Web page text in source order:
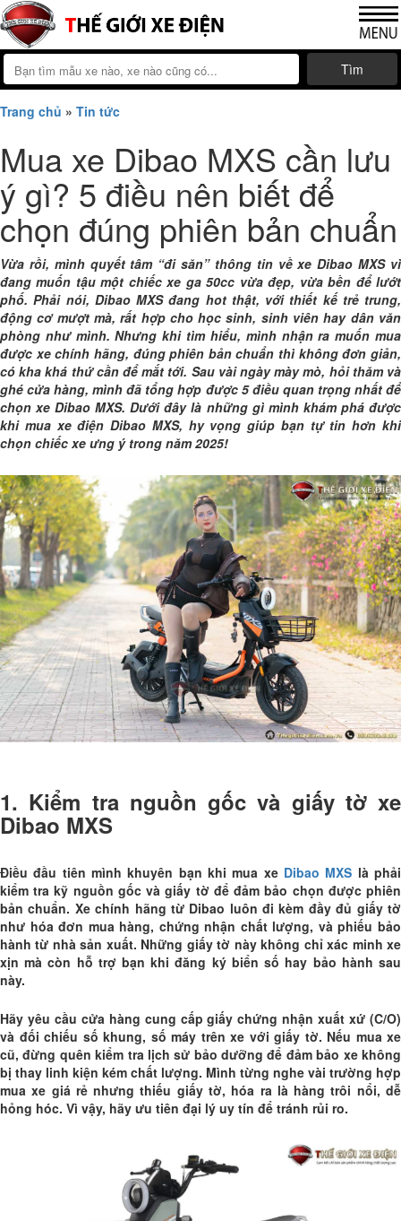
Tìm
Trang chủ » Tin tức
Mua xe Dibao MXS cần lưu
ý gì? 5 điều nên biết để
chọn đúng phiên bản chuẩn
Vừa rồi, mình quyết tâm “đi săn” thông tin về xe Dibao MXS vì
đang muốn tậu một chiếc xe ga 50cc vừa đẹp, vừa bền để lướt
phố. Phải nói, Dibao MXS đang hot thật, với thiết kế trẻ trung,
động cơ mượt mà, rất hợp cho học sinh, sinh viên hay dân văn
phòng như mình. Nhưng khi tìm hiểu, mình nhận ra muốn mua
được xe chính hãng, đúng phiên bản chuẩn thì không đơn giản,
có kha khá thứ cần để mắt tới. Sau vài ngày mày mò, hỏi thăm và
ghé cửa hàng, mình đã tổng hợp được 5 điều quan trọng nhất để
chọn xe Dibao MXS. Dưới đây là những gì mình khám phá được
khi mua xe điện Dibao MXS, hy vọng giúp bạn tự tin hơn khi
chọn chiếc xe ưng ý trong năm 2025!
1. Kiểm tra nguồn gốc và giấy tờ xe
Dibao MXS
Điều đầu tiên mình khuyên bạn khi mua xe Dibao MXS là phải
kiểm tra kỹ nguồn gốc và giấy tờ để đảm bảo chọn được phiên
bản chuẩn. Xe chính hãng từ Dibao luôn đi kèm đầy đủ giấy tờ
như hóa đơn mua hàng, chứng nhận chất lượng, và phiếu bảo
hành từ nhà sản xuất. Những giấy tờ này không chỉ xác minh xe
xịn mà còn hỗ trợ bạn khi đăng ký biển số hay bảo hành sau
này.
Hãy yêu cầu cửa hàng cung cấp giấy chứng nhận xuất xứ (C/O)
và đối chiếu số khung, số máy trên xe với giấy tờ. Nếu mua xe
cũ, đừng quên kiểm tra lịch sử bảo dưỡng để đảm bảo xe không
bị thay linh kiện kém chất lượng. Mình từng nghe vài trường hợp
mua xe giá rẻ nhưng thiếu giấy tờ, hóa ra là hàng trôi nổi, dễ
hỏng hóc. Vì vậy, hãy ưu tiên đại lý uy tín để tránh rủi ro.